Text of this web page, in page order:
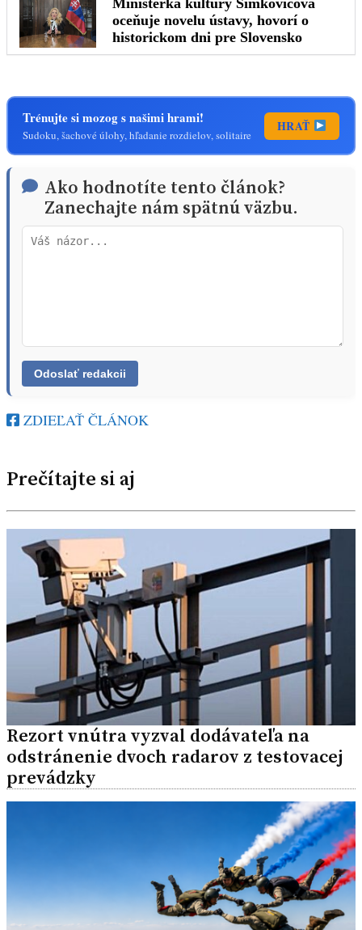
Trénujte si mozog s našimi hrami!
Sudoku, šachové úlohy, hľadanie rozdielov, solitaire
HRAŤ
Ako hodnotíte tento článok?
Zanechajte nám spätnú väzbu.
ZDIEĽAŤ ČLÁNOK
Prečítajte si aj
Rezort vnútra vyzval dodávateľa na
odstránenie dvoch radarov z testovacej
prevádzky